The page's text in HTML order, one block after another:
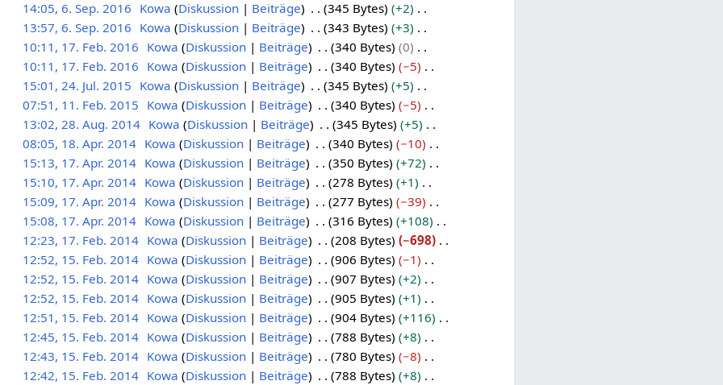
14:05, 6. Sep. 2016 Kowa Diskussion Beiträge 345 Bytes
+2
13:57, 6. Sep. 2016 Kowa Diskussion Beiträge 343 Bytes
+3
10:11, 17. Feb. 2016 Kowa Diskussion Beiträge 340 Bytes
0
10:11, 17. Feb. 2016 Kowa Diskussion Beiträge 340 Bytes
−5
15:01, 24. Jul. 2015 Kowa Diskussion Beiträge 345 Bytes
+5
07:51, 11. Feb. 2015 Kowa Diskussion Beiträge 340 Bytes
−5
13:02, 28. Aug. 2014 Kowa Diskussion Beiträge 345 Bytes
+5
08:05, 18. Apr. 2014 Kowa Diskussion Beiträge 340 Bytes
−10
15:13, 17. Apr. 2014 Kowa Diskussion Beiträge 350 Bytes
+72
15:10, 17. Apr. 2014 Kowa Diskussion Beiträge 278 Bytes
+1
15:09, 17. Apr. 2014 Kowa Diskussion Beiträge 277 Bytes
−39
15:08, 17. Apr. 2014 Kowa Diskussion Beiträge 316 Bytes
+108
12:23, 17. Feb. 2014 Kowa Diskussion Beiträge 208 Bytes
−698
12:52, 15. Feb. 2014 Kowa Diskussion Beiträge 906 Bytes
−1
12:52, 15. Feb. 2014 Kowa Diskussion Beiträge 907 Bytes
+2
12:52, 15. Feb. 2014 Kowa Diskussion Beiträge 905 Bytes
+1
12:51, 15. Feb. 2014 Kowa Diskussion Beiträge 904 Bytes
+116
12:45, 15. Feb. 2014 Kowa Diskussion Beiträge 788 Bytes
+8
12:43, 15. Feb. 2014 Kowa Diskussion Beiträge 780 Bytes
−8
12:42, 15. Feb. 2014 Kowa Diskussion Beiträge 788 Bytes
+8